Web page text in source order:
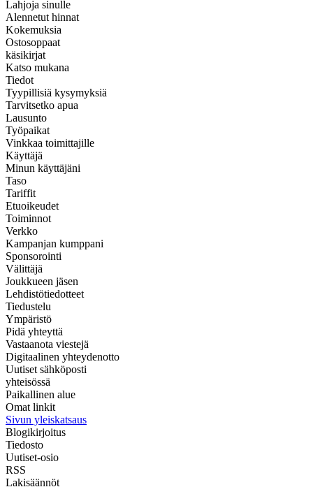
Lahjoja sinulle
Alennetut hinnat
Kokemuksia
Ostosoppaat
käsikirjat
Katso mukana
Tiedot
Tyypillisiä kysymyksiä
Tarvitsetko apua
Lausunto
Työpaikat
Vinkkaa toimittajille
Käyttäjä
Minun käyttäjäni
Taso
Tariffit
Etuoikeudet
Toiminnot
Verkko
Kampanjan kumppani
Sponsorointi
Välittäjä
Joukkueen jäsen
Lehdistötiedotteet
Tiedustelu
Ympäristö
Pidä yhteyttä
Vastaanota viestejä
Digitaalinen yhteydenotto
Uutiset sähköposti
yhteisössä
Paikallinen alue
Omat linkit
Sivun yleiskatsaus
Blogikirjoitus
Tiedosto
Uutiset-osio
RSS
Lakisäännöt